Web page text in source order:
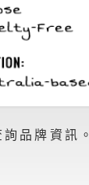
品牌資訊。